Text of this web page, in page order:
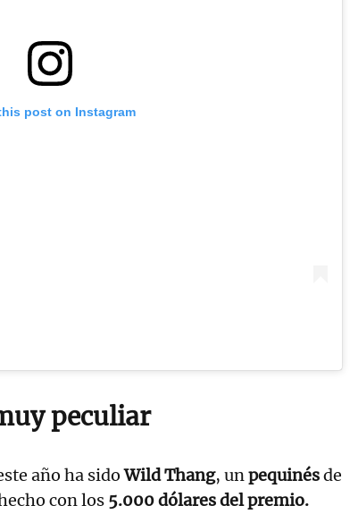
post on Instagram
peculiar
año ha sidoWild Thang, unpequinésde
con los 5.000 dólares del premio.